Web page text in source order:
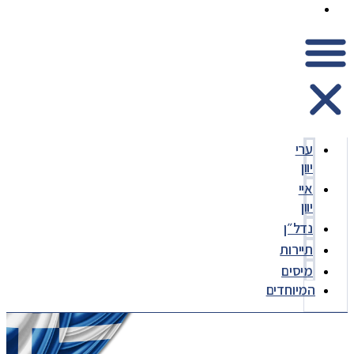
ערי
יוון
איי
יוון
נדל״ן
תיירות
מיסים
המיוחדים